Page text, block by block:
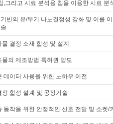
,그리고 시료 분석용 칩을 이용한 시료 분
반의 유/무기 나노결정성 강화 및 이를
결정 소재 합성 및 설계
물의 제조방법 특허권 양도
데이터 사용을 위한 노하우 이전
정 합성 설계 및 공정기술
동작을 위한 안정적인 신호 전달 및 소켓/